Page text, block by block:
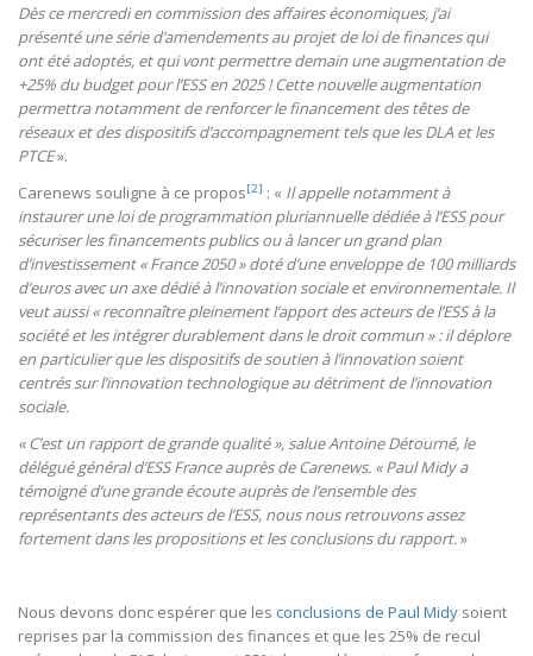
Dès ce mercredi en commission des affaires économiques, j’ai
présenté une série d’amendements au projet de loi de finances qui
ont été adoptés, et qui vont permettre demain une augmentation de
+25% du budget pour l’ESS en 2025 ! Cette nouvelle augmentation
permettra notamment de renforcer le financement des têtes de
réseaux et des dispositifs d’accompagnement tels que les DLA et les
PTCE».
Carenews souligne à ce propos[2] : « Il appelle notamment à
instaurer une loi de programmation pluriannuelle dédiée à l’ESS pour
sécuriser les financements publics ou à lancer un grand plan
d’investissement « France 2050 » doté d’une enveloppe de 100 milliards
d’euros avec un axe dédié à l’innovation sociale et environnementale. Il
veut aussi « reconnaître pleinement l’apport des acteurs de l’ESS à la
société et les intégrer durablement dans le droit commun » : il déplore
en particulier que les dispositifs de soutien à l’innovation soient
centrés sur l’innovation technologique au détriment de l’innovation
sociale.
« C’est un rapport de grande qualité », salue Antoine Détourné, le
délégué général d’ESS France auprès de Carenews. « Paul Midy a
témoigné d’une grande écoute auprès de l’ensemble des
représentants des acteurs de l’ESS, nous nous retrouvons assez
fortement dans les propositions et les conclusions du rapport.»
Nous devons donc espérer que les conclusions de Paul Midy soient
reprises par la commission des finances et que les 25% de recul